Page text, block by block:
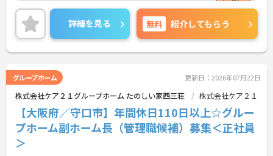
日プレゼントや各種割引が利用できる組合制度な
ど、手厚い福利厚生も魅力。定年制を撤廃している
ため、腰を据えて長くご活躍いただけます。これま
での経験を活かして施設運営や人材育成に挑戦した
い方、チームで何かを創り上げるのが好きな方にお
すので、お気軽にお問い合わせください。
詳細を見る 無料 紹介してもらう
グループホーム 更新日：2026年07月22日
株式会社ケア２１グループホーム たのしい家西三荘 株式会社ケア２１
【大阪府／守口市】年間休日110日以上☆グルー
プホーム副ホーム長（管理職候補）募集＜正社員
＞